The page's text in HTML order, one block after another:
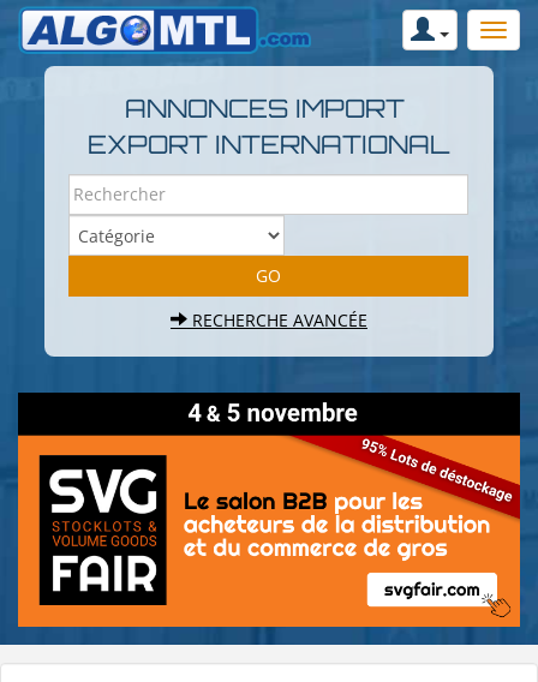
ANNONCES IMPORT
EXPORT INTERNATIONAL
RECHERCHE AVANCÉE